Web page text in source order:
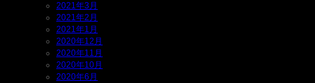
2021年3月
2021年2月
2021年1月
2020年12月
2020年11月
2020年10月
2020年6月